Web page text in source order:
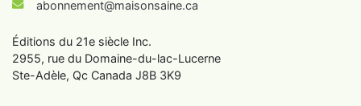
abonnement@maisonsaine.ca
Éditions du 21e siècle Inc.
2955, rue du Domaine-du-lac-Lucerne
Ste-Adèle, Qc Canada J8B 3K9